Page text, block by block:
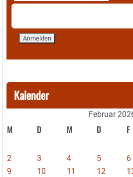
Kalender
Februar
M D M D F
2
3 4 5 6
9
10 11 12